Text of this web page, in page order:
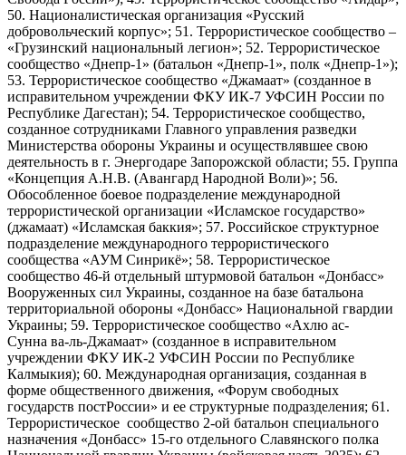
50. Националистическая организация «Русский
добровольческий корпус»; 51. Террористическое сообщество –
«Грузинский национальный легион»; 52. Террористическое
сообщество «Днепр-1» (батальон «Днепр-1», полк «Днепр-1»);
53. Террористическое сообщество «Джамаат» (созданное в
исправительном учреждении ФКУ ИК-7 УФСИН России по
Республике Дагестан); 54. Террористическое сообщество,
созданное сотрудниками Главного управления разведки
Министерства обороны Украины и осуществлявшее свою
деятельность в г. Энергодаре Запорожской области; 55. Группа
«Концепция А.Н.В. (Авангард Народной Воли)»; 56.
Обособленное боевое подразделение международной
террористической организации «Исламское государство»
(джамаат) «Исламская баккия»; 57. Российское структурное
подразделение международного террористического
сообщества «АУМ Синрикё»; 58. Террористическое
сообщество 46-й отдельный штурмовой батальон «Донбасс»
Вооруженных сил Украины, созданное на базе батальона
территориальной обороны «Донбасс» Национальной гвардии
Украины; 59. Террористическое сообщество «Ахлю ас-
Сунна ва-ль-Джамаат» (созданное в исправительном
учреждении ФКУ ИК-2 УФСИН России по Республике
Калмыкия); 60. Международная организация, созданная в
форме общественного движения, «Форум свободных
государств постРоссии» и ее структурные подразделения; 61.
Террористическое сообщество 2-ой батальон специального
назначения «Донбасс» 15-го отдельного Славянского полка